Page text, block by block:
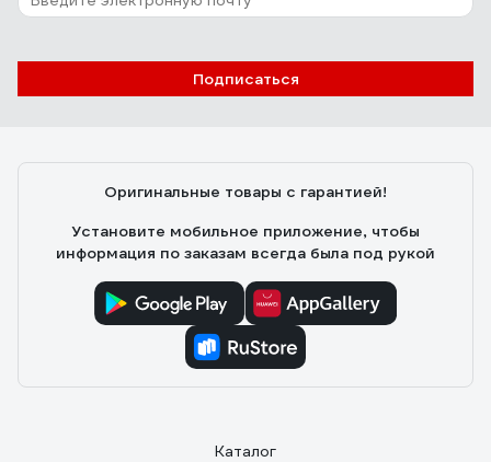
15 отзывов
других производителей вынос больше.
Подписаться
Оригинальные товары с гарантией!
Установите мобильное приложение, чтобы
информация по заказам всегда была под рукой
Каталог